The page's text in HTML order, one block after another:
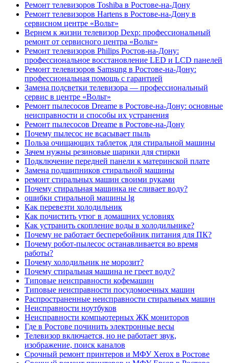
Ремонт телевизоров Toshiba в Ростове-на-Дону
Ремонт телевизоров Hartens в Ростове-на-Дону в
сервисном центре «Вольт»
Вернем к жизни телевизор Dexp: профессиональный
ремонт от сервисного центра «Вольт»
Ремонт телевизоров Philips Ростов-на-Дону:
профессиональное восстановление LED и LCD панелей
Ремонт телевизоров Samsung в Ростове-на-Дону:
профессиональная помощь с гарантией
Замена подсветки телевизора — профессиональный
сервис в центре «Вольт»
Ремонт пылесосов Dreame в Ростове-на-Дону: основные
неисправности и способы их устранения
Ремонт пылесосов Dreame в Ростове-на-Дону
Почему пылесос не всасывает пыль
Польза очищающих таблеток для стиральной машины
Зачем нужны резиновые шарики для стирки
Подключение передней панели к материнской плате
Замена подшипников стиральной машины
ремонт стиральных машин своими руками
Почему стиральная машинка не сливает воду?
ошибки стиральной машины lg
Как перевезти холодильник
Как почистить утюг в домашних условиях
Как устранить скопление воды в холодильнике?
Почему не работает бесперебойник питания для ПК?
Почему робот-пылесос останавливается во время
работы?
Почему холодильник не морозит?
Почему стиральная машина не греет воду?
Типовые неисправности кофемашин
Типовые неисправности посудомоечных машин
Распространенные неисправности стиральных машин
Неисправности ноутбуков
Неисправности компьютерных ЖК мониторов
Где в Ростове починить электронные весы
Телевизор включается, но не работает звук,
изображение, поиск каналов
Срочный ремонт принтеров и МФУ Xerox в Ростове